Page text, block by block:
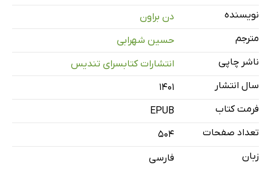
نویسنده
دن براون
مترجم
حسین شهرابی
ناشر چاپی
انتشارات کتابسرای تندیس
سال انتشار
۱۴۰۱
فرمت کتاب
EPUB
تعداد صفحات
504
زبان
فارسی